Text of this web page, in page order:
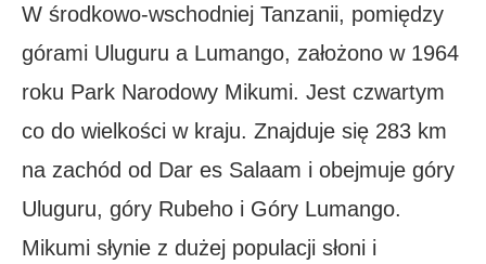
W środkowo-wschodniej Tanzanii, pomiędzy
górami Uluguru a Lumango, założono w 1964
roku Park Narodowy Mikumi. Jest czwartym
co do wielkości w kraju. Znajduje się 283 km
na zachód od Dar es Salaam i obejmuje góry
Uluguru, góry Rubeho i Góry Lumango.
Mikumi słynie z dużej populacji słoni i